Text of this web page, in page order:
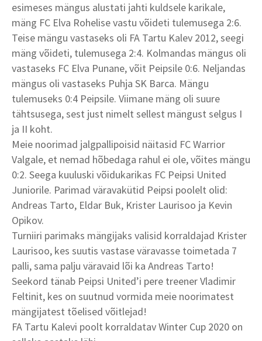
esimeses mängus alustati jahti kuldsele karikale,
mäng FC Elva Rohelise vastu võideti tulemusega 2:6.
Teise mängu vastaseks oli FA Tartu Kalev 2012, seegi
mäng võideti, tulemusega 2:4. Kolmandas mängus oli
vastaseks FC Elva Punane, võit Peipsile 0:6. Neljandas
mängus oli vastaseks Puhja SK Barca. Mängu
tulemuseks 0:4 Peipsile. Viimane mäng oli suure
tähtsusega, sest just nimelt sellest mängust selgus I
ja II koht.
Meie noorimad jalgpallipoisid näitasid FC Warrior
Valgale, et nemad hõbedaga rahul ei ole, võites mängu
0:2. Seega kuuluski võidukarikas FC Peipsi United
Juniorile. Parimad väravakütid Peipsi poolelt olid:
Andreas Tarto, Eldar Buk, Krister Laurisoo ja Kevin
Opikov.
Turniiri parimaks mängijaks valisid korraldajad Krister
Laurisoo, kes suutis vastase väravasse toimetada 7
palli, sama palju väravaid lõi ka Andreas Tarto!
Seekord tänab Peipsi United’i pere treener Vladimir
Feltinit, kes on suutnud vormida meie noorimatest
mängijatest tõelised võitlejad!
FA Tartu Kalevi poolt korraldatav Winter Cup 2020 on